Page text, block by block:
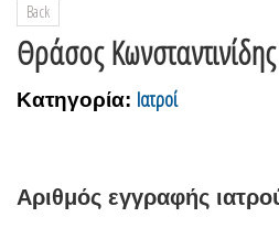
Back
Θράσος Κωνσταντινίδης
Κατηγορία: Ιατροί
Αριθμός εγγραφής